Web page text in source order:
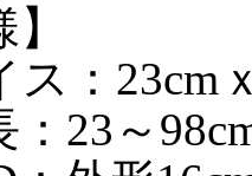
ス：23cm
：23～